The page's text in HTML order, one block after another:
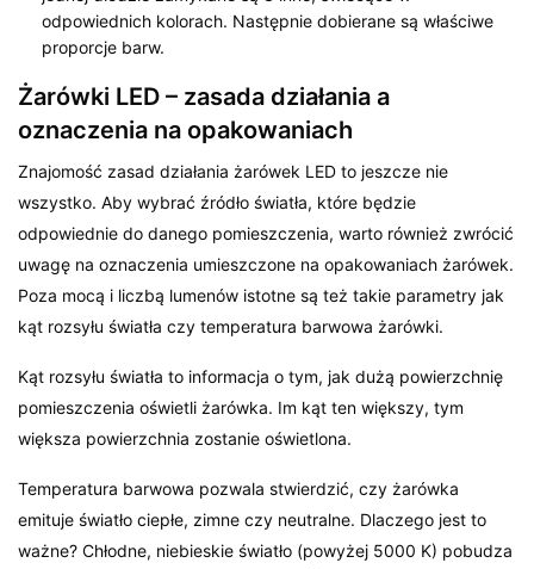
odpowiednich kolorach. Następnie dobierane są właściwe
proporcje barw.
Żarówki LED – zasada działania a
oznaczenia na opakowaniach
Znajomość zasad działania żarówek LED to jeszcze nie
wszystko. Aby wybrać źródło światła, które będzie
odpowiednie do danego pomieszczenia, warto również zwrócić
uwagę na oznaczenia umieszczone na opakowaniach żarówek.
Poza mocą i liczbą lumenów istotne są też takie parametry jak
kąt rozsyłu światła czy temperatura barwowa żarówki.
Kąt rozsyłu światła to informacja o tym, jak dużą powierzchnię
pomieszczenia oświetli żarówka. Im kąt ten większy, tym
większa powierzchnia zostanie oświetlona.
Temperatura barwowa pozwala stwierdzić, czy żarówka
emituje światło ciepłe, zimne czy neutralne. Dlaczego jest to
ważne? Chłodne, niebieskie światło (powyżej 5000 K) pobudza